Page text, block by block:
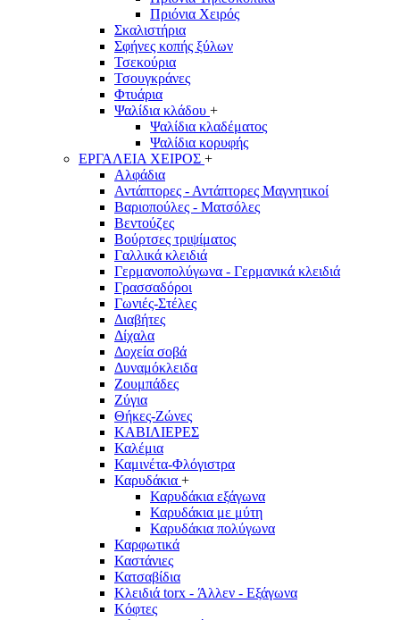
Πριόνια Χειρός
Σκαλιστήρια
Σφήνες κοπής ξύλων
Τσεκούρια
Τσουγκράνες
Φτυάρια
Ψαλίδια κλάδου +
Ψαλίδια κλαδέματος
Ψαλίδια κορυφής
ΕΡΓΑΛΕΙΑ ΧΕΙΡΟΣ +
Αλφάδια
Αντάπτορες - Αντάπτορες Μαγνητικοί
Βαριοπούλες - Ματσόλες
Βεντούζες
Βούρτσες τριψίματος
Γαλλικά κλειδιά
Γερμανοπολύγωνα - Γερμανικά κλειδιά
Γρασσαδόροι
Γωνιές-Στέλες
Διαβήτες
Δίχαλα
Δοχεία σοβά
Δυναμόκλειδα
Ζουμπάδες
Ζύγια
Θήκες-Ζώνες
ΚΑΒΙΛΙΕΡΕΣ
Καλέμια
Καμινέτα-Φλόγιστρα
Καρυδάκια +
Καρυδάκια εξάγωνα
Καρυδάκια με μύτη
Καρυδάκια πολύγωνα
Καρφωτικά
Καστάνιες
Κατσαβίδια
Κλειδιά torx - Άλλεν - Εξάγωνα
Κόφτες